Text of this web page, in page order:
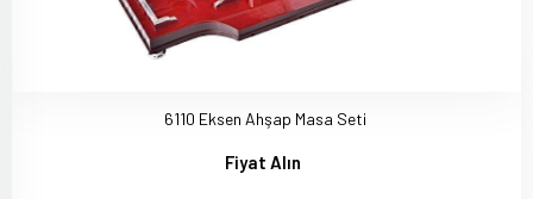
6110 Eksen Ahşap Masa Seti
Fiyat Alın